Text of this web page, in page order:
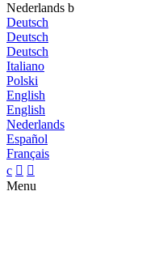
Nederlands b
Deutsch
Deutsch
Deutsch
Italiano
Polski
English
English
Nederlands
Español
Français
c  
Menu